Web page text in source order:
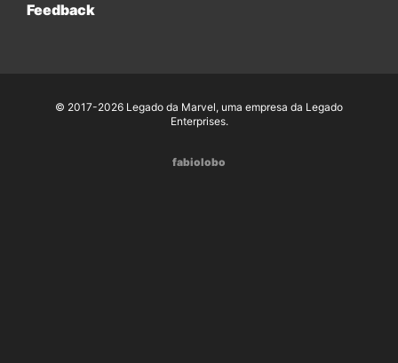
Feedback
© 2017-2026 Legado da Marvel, uma empresa da Legado
Enterprises.
fabiolobo